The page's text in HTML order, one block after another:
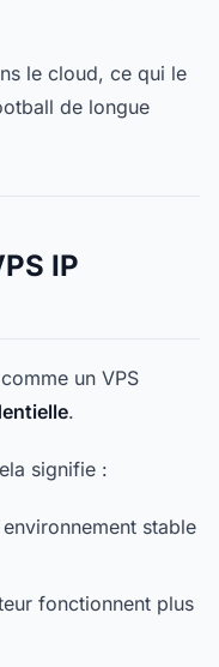
le cloud, ce qui le
de longue
IP
un VPS
.
signifie :
stable
fonctionnent plus